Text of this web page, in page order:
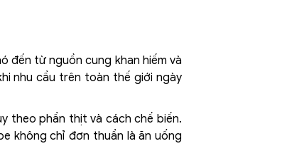
đến từ nguồn cung khan hiếm và
nhu cầu trên toàn thế giới ngày
theo phần thịt và cách chế biến.
không chỉ đơn thuần là ăn uống